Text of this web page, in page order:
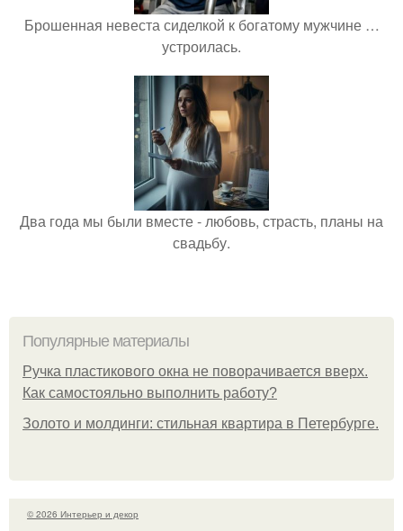
Брошенная невеста сиделкой к богатому мужчине …
устроилась.
Два года мы были вместе - любовь, страсть, планы на
свадьбу.
Популярные материалы
Ручка пластикового окна не поворачивается вверх.
Как самостояльно выполнить работу?
Золото и молдинги: стильная квартира в Петербурге.
© 2026 Интерьер и декор